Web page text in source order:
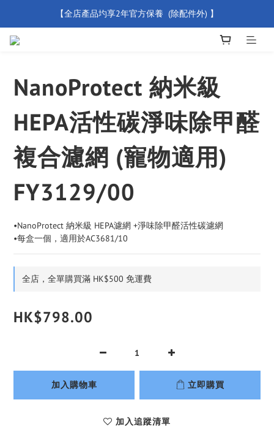
【買滿 $500 免運費】
【全店產品圴享2年官方保養  (除配件外) 】
NanoProtect 納米級
HEPA活性碳淨味除甲醛
複合濾網 (寵物適用)
FY3129/00
•NanoProtect 納米級 HEPA濾網 +淨味除甲醛活性碳濾網
•每盒一個，適用於AC3681/10
全店，全單購買滿 HK$500 免運費
HK$798.00
加入購物車 立即購買
加入追蹤清單